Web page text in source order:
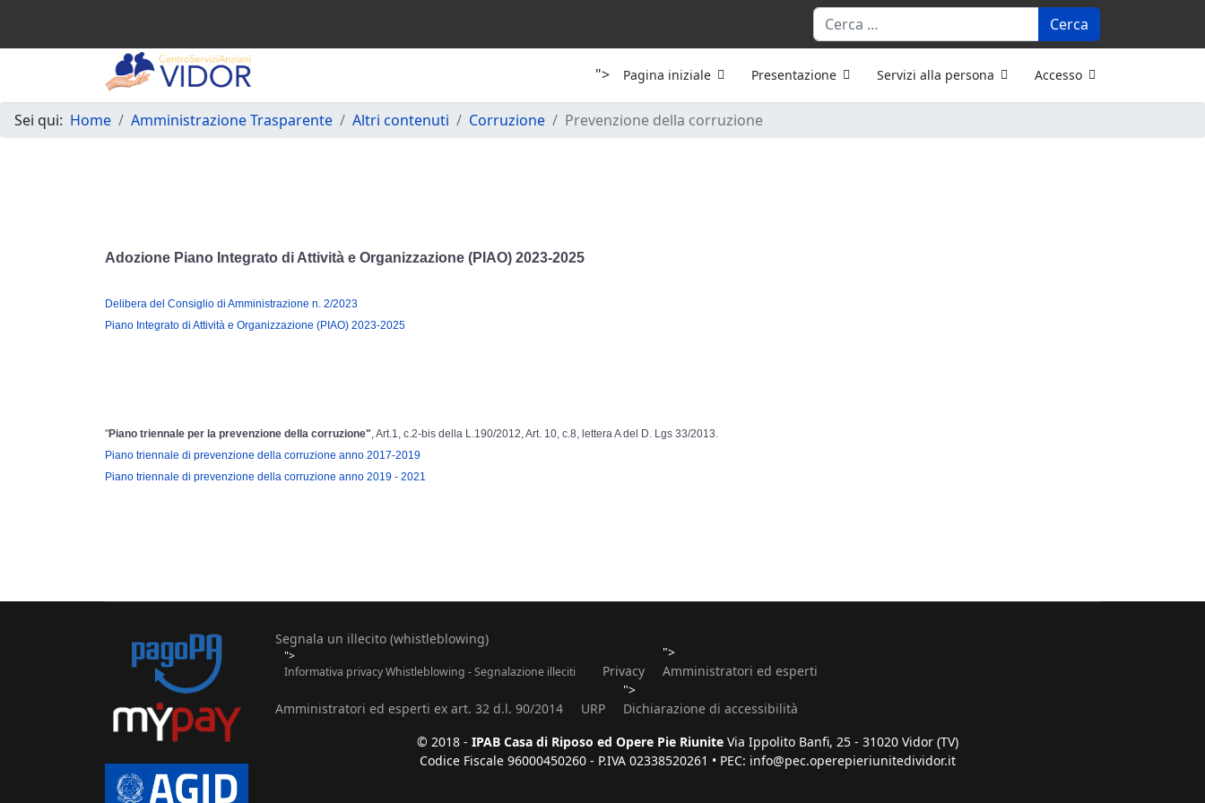
Cerca
"> Pagina iniziale Presentazione Servizi alla persona Accesso
Sei qui: Home Amministrazione Trasparente Altri contenuti Corruzione Prevenzione della corruzione
Adozione Piano Integrato di Attività e Organizzazione (PIAO) 2023-2025
Delibera del Consiglio di Amministrazione n. 2/2023
Piano Integrato di Attività e Organizzazione (PIAO) 2023-2025
"Piano triennale per la prevenzione della corruzione" , Art.1, c.2-bis della L.190/2012, Art. 10, c.8, lettera A del D. Lgs 33/2013.
Piano triennale di prevenzione della corruzione anno 2017-2019
Piano triennale di prevenzione della corruzione anno 2019 - 2021
Segnala un illecito (whistleblowing)
">
Informativa privacy Whistleblowing - Segnalazione illeciti
Privacy
">
Amministratori ed esperti
Amministratori ed esperti ex art. 32 d.l. 90/2014 URP
">
Dichiarazione di accessibilità
© 2018 - IPAB Casa di Riposo ed Opere Pie Riunite Via Ippolito Banfi, 25 - 31020 Vidor (TV)
Codice Fiscale 96000450260 - P.IVA 02338520261 • PEC: info@pec.operepieriunitedividor.it